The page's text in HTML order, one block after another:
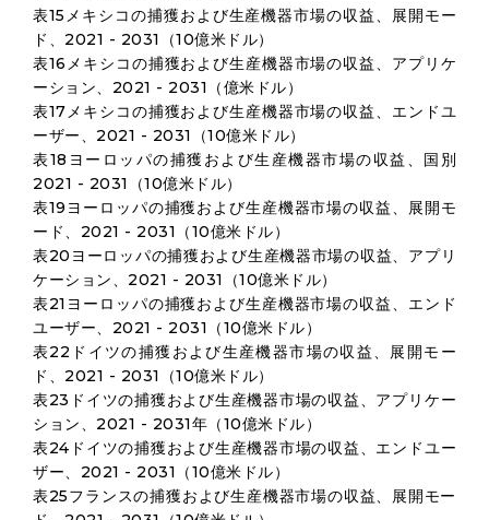
表15メキシコの捕獲および生産機器市場の収益、展開モー
ド、2021 - 2031（10億米ドル）
表16メキシコの捕獲および生産機器市場の収益、アプリケ
ーション、2021 - 2031（億米ドル）
表17メキシコの捕獲および生産機器市場の収益、エンドユ
ーザー、2021 - 2031（10億米ドル）
表18ヨーロッパの捕獲および生産機器市場の収益、国別
2021 - 2031（10億米ドル）
表19ヨーロッパの捕獲および生産機器市場の収益、展開モ
ード、2021 - 2031（10億米ドル）
表20ヨーロッパの捕獲および生産機器市場の収益、アプリ
ケーション、2021 - 2031（10億米ドル）
表21ヨーロッパの捕獲および生産機器市場の収益、エンド
ユーザー、2021 - 2031（10億米ドル）
表22ドイツの捕獲および生産機器市場の収益、展開モー
ド、2021 - 2031（10億米ドル）
表23ドイツの捕獲および生産機器市場の収益、アプリケー
ション、2021 - 2031年（10億米ドル）
表24ドイツの捕獲および生産機器市場の収益、エンドユー
ザー、2021 - 2031（10億米ドル）
表25フランスの捕獲および生産機器市場の収益、展開モー